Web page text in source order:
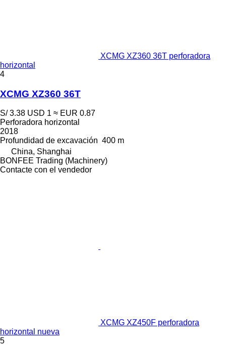
XCMG XZ360 36T perforadora
horizontal
4
XCMG XZ360 36T
S/ 3.38 USD 1 ≈ EUR 0.87
Perforadora horizontal
2018
Profundidad de excavación 400 m
China, Shanghai
BONFEE Trading (Machinery)
Contacte con el vendedor
XCMG XZ450F perforadora
horizontal nueva
5